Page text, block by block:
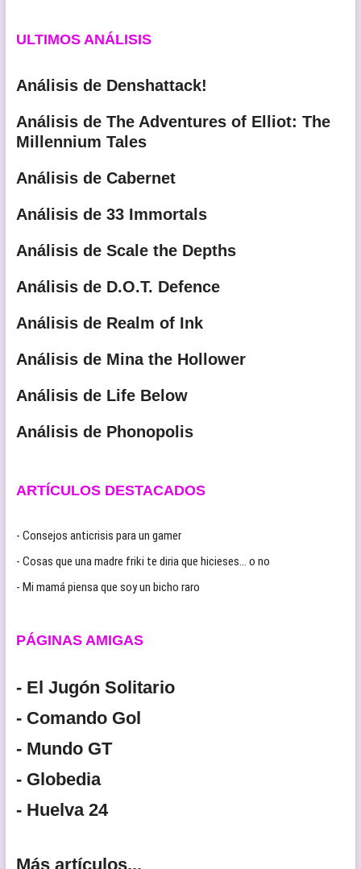
ULTIMOS ANÁLISIS
Análisis de Denshattack!
Análisis de The Adventures of Elliot: The
Millennium Tales
Análisis de Cabernet
Análisis de 33 Immortals
Análisis de Scale the Depths
Análisis de D.O.T. Defence
Análisis de Realm of Ink
Análisis de Mina the Hollower
Análisis de Life Below
Análisis de Phonopolis
ARTÍCULOS DESTACADOS
- Consejos anticrisis para un gamer
- Cosas que una madre friki te diria que hicieses… o no
- Mi mamá piensa que soy un bicho raro
PÁGINAS AMIGAS
- El Jugón Solitario
- Comando Gol
- Mundo GT
- Globedia
- Huelva 24
Más artículos...